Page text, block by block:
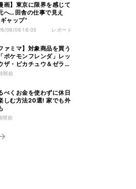
画】東京に限界を感じて
へ…田舎の仕事で見え
ャップ”
08/06 16:03 レポート
ァミマ】対象商品を買う
ポケモンフレンダ」レッ
ザ・ピカチュウ＆ゼラオ
スペシャルフレンダピッ
間前
べくお金を使わずに休日
しむ方法20選! 家でも外
間前